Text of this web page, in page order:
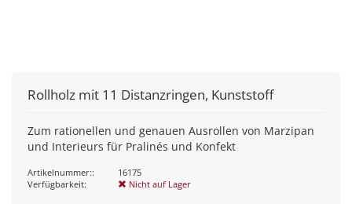
Rollholz mit 11 Distanzringen, Kunststoff
Zum rationellen und genauen Ausrollen von Marzipan
und Interieurs für Pralinés und Konfekt
Artikelnummer::
16175
Verfügbarkeit:
Nicht auf Lager